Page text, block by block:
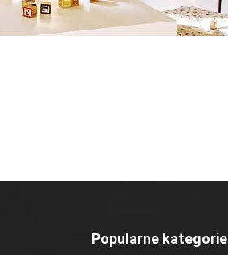
Popularne kategorie